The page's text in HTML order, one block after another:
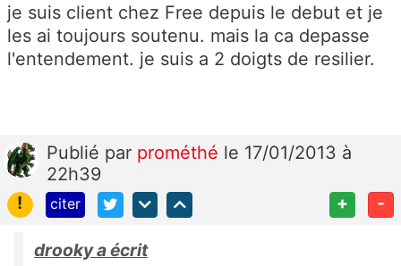
je suis client chez Free depuis le debut et je
les ai toujours soutenu. mais la ca depasse
l'entendement. je suis a 2 doigts de resilier.
Publié par prométhé le 17/01/2013 à
22h39
!
citer + -
drooky a écrit